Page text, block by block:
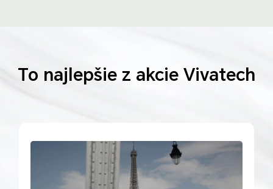
To najlepšie z akcie Vivatech